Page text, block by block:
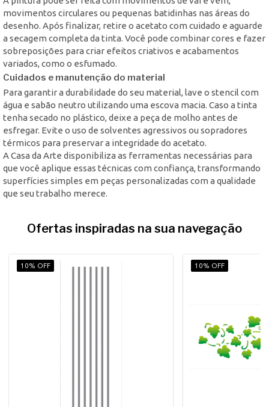
movimentos circulares ou pequenas batidinhas nas áreas do
desenho. Após finalizar, retire o acetato com cuidado e aguarde
a secagem completa da tinta. Você pode combinar cores e fazer
sobreposições para criar efeitos criativos e acabamentos
variados, como o esfumado.
Cuidados e manutenção do material
Para garantir a durabilidade do seu material, lave o stencil com
água e sabão neutro utilizando uma escova macia. Caso a tinta
tenha secado no plástico, deixe a peça de molho antes de
esfregar. Evite o uso de solventes agressivos ou sopradores
térmicos para preservar a integridade do acetato.
A Casa da Arte disponibiliza as ferramentas necessárias para
que você aplique essas técnicas com confiança, transformando
superfícies simples em peças personalizadas com a qualidade
que seu trabalho merece.
Ofertas inspiradas na sua navegação
10% OFF 10% OFF